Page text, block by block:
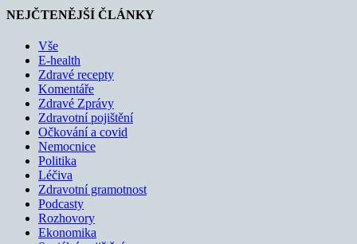
NEJČTENĚJŠÍ ČLÁNKY
Vše
E-health
Zdravé recepty
Komentáře
Zdravé Zprávy
Zdravotní pojištění
Očkování a covid
Nemocnice
Politika
Léčiva
Zdravotní gramotnost
Podcasty
Rozhovory
Ekonomika